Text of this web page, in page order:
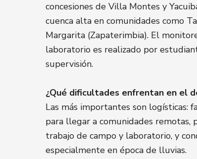
concesiones de Villa Montes y
cuenca alta en comunidades como
Margarita (Zapaterimbia). El
laboratorio es realizado por
supervisión.
¿Qué dificultades enfrentan en el
Las más importantes son logísticas:
para llegar a comunidades remotas,
trabajo de campo y laboratorio, y
especialmente en época de lluvias.